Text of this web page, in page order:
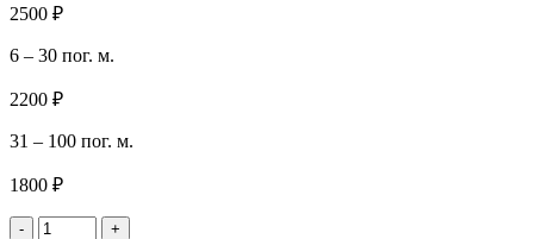
2500 ₽
6 – 30 пог. м.
2200 ₽
31 – 100 пог. м.
1800 ₽
- +